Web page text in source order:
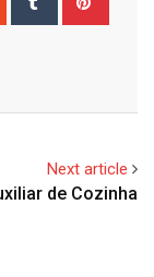
Next article
de Cozinha